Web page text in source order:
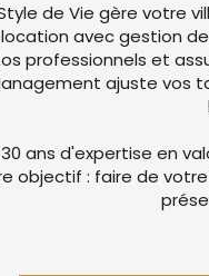
de Vie gère votre
avec gestion
professionnels et
ajuste vos
ans d'expertise en
objectif : faire de